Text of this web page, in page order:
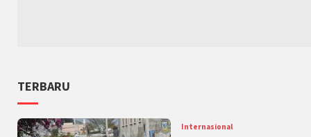
TERBARU
Internasional